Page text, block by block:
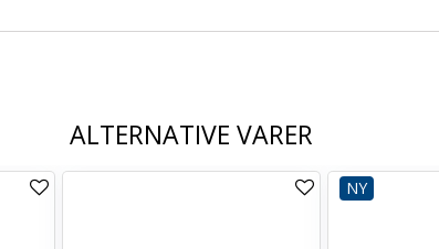
ALTERNATIVE VARER
NY